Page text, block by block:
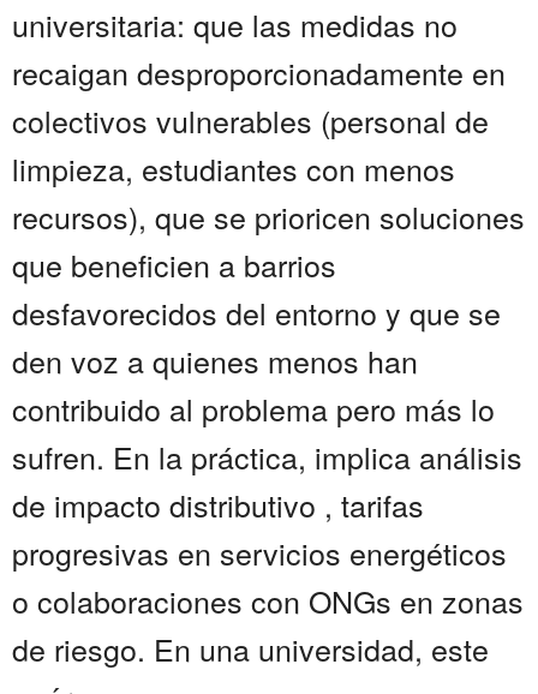
universitaria: que las medidas no
recaigan desproporcionadamente en
colectivos vulnerables (personal de
limpieza, estudiantes con menos
recursos), que se prioricen soluciones
que beneficien a barrios
desfavorecidos del entorno y que se
den voz a quienes menos han
contribuido al problema pero más lo
sufren. En la práctica, implica análisis
de impacto distributivo , tarifas
progresivas en servicios energéticos
o colaboraciones con ONGs en zonas
de riesgo. En una universidad, este